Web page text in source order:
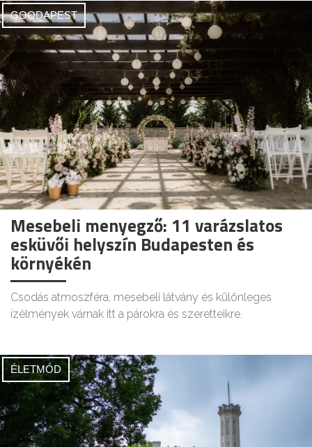
GOODAPEST
Mesebeli menyegző: 11 varázslatos
esküvői helyszín Budapesten és
környékén
Csodás atmoszféra, mesebeli látvány és különleges
ízélmények várnak itt a párokra és szeretteikre.
ÉLETMÓD